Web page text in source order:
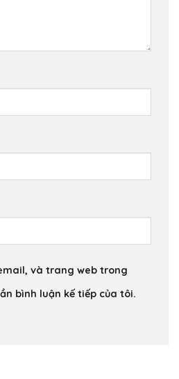
và trang web trong
bình luận kế tiếp của tôi.